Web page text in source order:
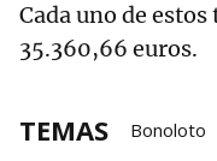
Cada uno de
35.360,66 euros.
TEMAS Bonoloto